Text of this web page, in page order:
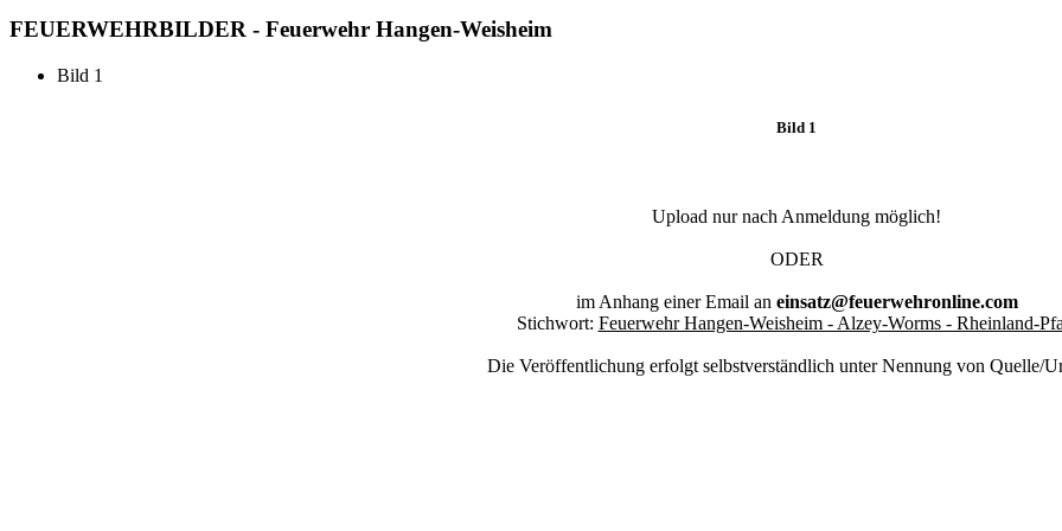
FEUERWEHRBILDER - Feuerwehr Hangen-Weisheim
Bild 1
Bild 1
Upload nur nach Anmeldung möglich!
ODER
im Anhang einer Email an einsatz@feuerwehronline.com
Stichwort: Feuerwehr Hangen-Weisheim - Alzey-Worms - Rheinland-
Die Veröffentlichung erfolgt selbstverständlich unter Nennung von Quelle/